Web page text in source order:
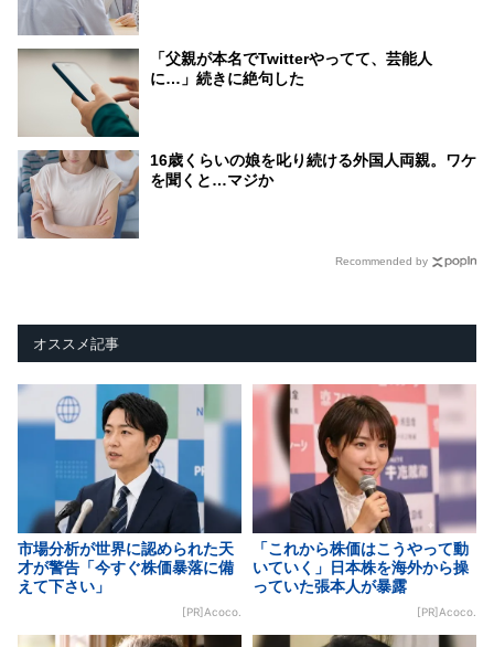
「父親が本名でTwitterやってて、芸能人
に…」続きに絶句した
16歳くらいの娘を叱り続ける外国人両親。ワケ
を聞くと…マジか
Recommended by
オススメ記事
市場分析が世界に認められた天
才が警告「今すぐ株価暴落に備
えて下さい」
[PR]Acoco.
「これから株価はこうやって動
いていく」日本株を海外から操
っていた張本人が暴露
[PR]Acoco.